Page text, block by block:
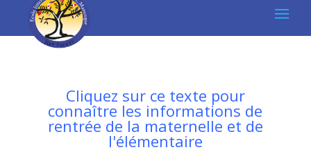
Cliquez sur ce texte pour
connaître les informations de
rentrée de la maternelle et de
l'élémentaire